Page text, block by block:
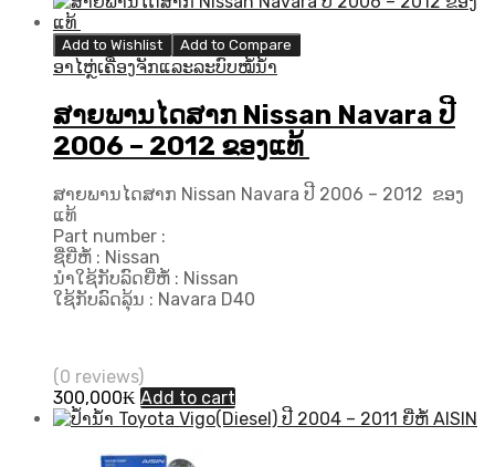
Add to Wishlist Add to Compare
ອາໄຫຼ່ເຄື່ອງຈັກແລະລະບົບໝໍ້ນ້ຳ
ສາຍພານໄດສາກ Nissan Navara ປີ
2006 – 2012 ຂອງແທ້
ສາຍພານໄດສາກ Nissan Navara ປີ 2006 – 2012 ຂອງ
ແທ້
Part number :
ຊື່ຍີ່ຫໍ້ : Nissan
ນຳໃຊ້ກັບລົດຍີ່ຫໍ້ : Nissan
ໃຊ້ກັບລົດລຸ້ນ : Navara D40
(0 reviews)
300,000₭ Add to cart